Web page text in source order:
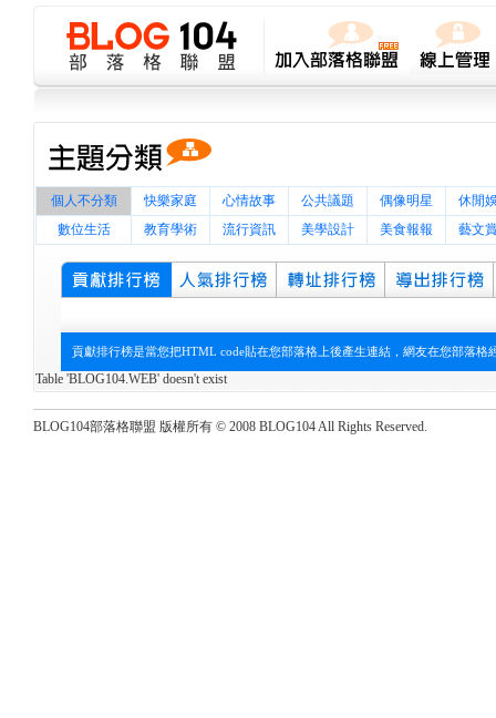
個人不分類 快樂家庭 心情故事 公共議題 偶像明星
休閒
數位生活
教育學術 流行資訊 美學設計 美食報報 藝文
貢獻排行榜是當您把HTML code貼在您部落格上後產生連結，網友在您部落
Table 'BLOG104.WEB' doesn't exist
BLOG104部落格聯盟 版權所有 © 2008 BLOG104 All Rights Reserved.